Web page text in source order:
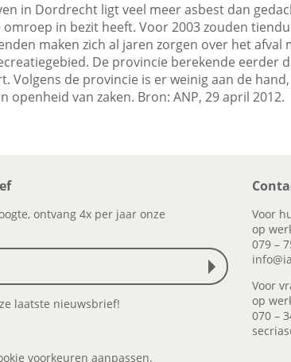
in Dordrecht ligt veel meer asbest dan
in bezit heeft. Voor 2003 zouden
maken zich al jaren zorgen over het afval
De provincie berekende eerder
Volgens de provincie is er weinig aan de
openheid van zaken. Bron: ANP, 29 april 2012.
ontvang 4x per jaar onze
laatste nieuwsbrief!
voorkeuren aanpassen.
Voor
op
079 –
Voor
op
070 –